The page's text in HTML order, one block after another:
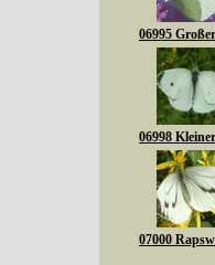
06995
06998
07000